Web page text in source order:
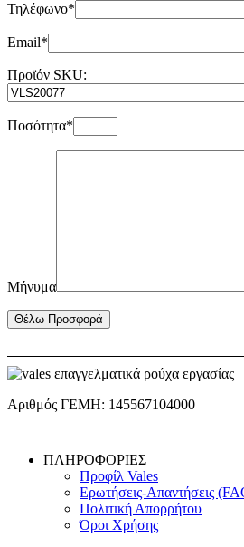
Τηλέφωνο*
Email*
Προϊόν SKU:
Ποσότητα*
Μήνυμα
Αριθμός ΓΕΜΗ: 145567104000
ΠΛΗΡΟΦΟΡΙΕΣ
Προφίλ Vales
Ερωτήσεις-Απαντήσεις
Πολιτική Απορρήτου
Όροι Χρήσης